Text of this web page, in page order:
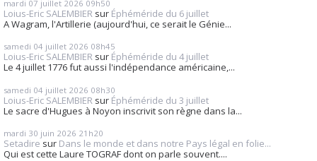
mardi 07 juillet 2026 09h50
Loius-Eric SALEMBIER sur Éphéméride du 6 juillet
A Wagram, l'Artillerie (aujourd'hui, ce serait le Génie...
samedi 04 juillet 2026 08h45
Loius-Eric SALEMBIER sur Éphéméride du 4 juillet
Le 4 juillet 1776 fut aussi l'indépendance américaine,...
samedi 04 juillet 2026 08h30
Loius-Eric SALEMBIER sur Éphéméride du 3 juillet
Le sacre d'Hugues à Noyon inscrivit son règne dans la...
mardi 30 juin 2026 21h20
Setadire sur Dans le monde et dans notre Pays légal en folie...
Qui est cette Laure TOGRAF dont on parle souvent....